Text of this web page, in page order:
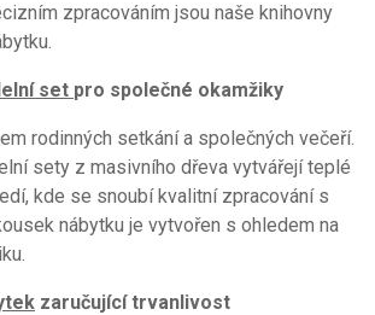
zpracováním jsou naše knihovny
set pro společné okamžiky
rodinných setkání a společných večeří.
sety z masivního dřeva vytvářejí teplé
kde se snoubí kvalitní zpracování s
nábytku je vytvořen s ohledem na
zaručující trvanlivost